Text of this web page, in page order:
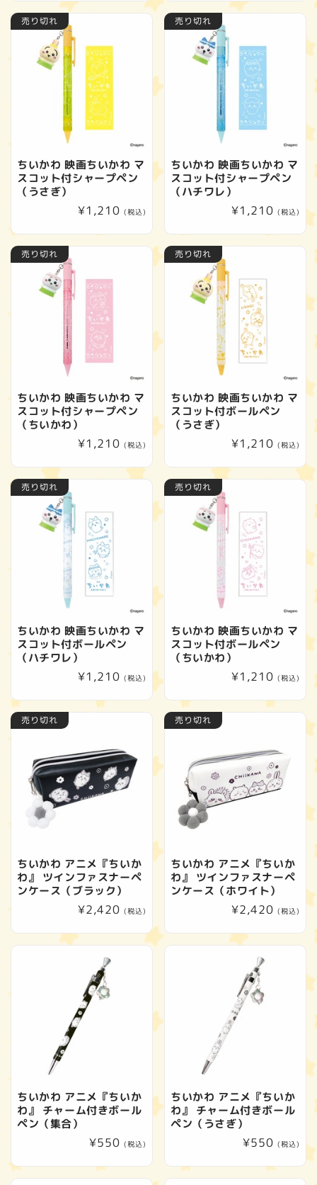
価
売り切れ
ちいかわ 映画ちいかわ マ
スコット付シャープペン
（うさぎ）
通
¥1,210 (税込)
売り切れ
ちいかわ 映画ちいかわ マ
スコット付シャープペン
（ハチワレ）
通
価
¥1,210 (税込)
売り切れ
ちいかわ 映画ちいかわ マ
スコット付シャープペン
（ちいかわ）
通
¥1,210 (税込)
売り切れ
ちいかわ 映画ちいかわ マ
スコット付ボールペン
（うさぎ）
通
価
¥1,210 (税込)
売り切れ
ちいかわ 映画ちいかわ マ
スコット付ボールペン
（ハチワレ）
通
価
¥1,210 (税込)
売り切れ
ちいかわ 映画ちいかわ マ
スコット付ボールペン
（ちいかわ）
通
¥1,210 (税込)
売り切れ
ちいかわ アニメ『ちいか
わ』 ツインファスナーペ
ンケース（ブラック）
通
価
¥2,420 (税込)
売り切れ
ちいかわ アニメ『ちいか
わ』 ツインファスナーペ
ンケース（ホワイト）
通
価
¥2,420 (税込)
ちいかわ アニメ『ちいか
わ』 チャーム付きボール
ペン（集合）
通
価
¥550 (税込)
ちいかわ アニメ『ちいか
わ』 チャーム付きボール
ペン（うさぎ）
通
¥550 (税込)